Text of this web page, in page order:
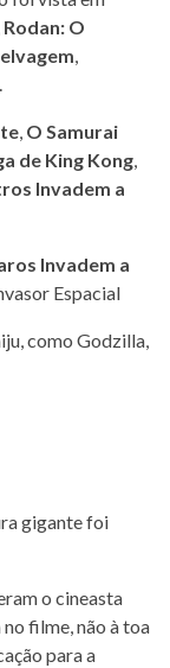
Rodan: O
,
, O Samurai
de King Kong,
Invadem a
Invadem a
Espacial
como Godzilla,
gigante foi
o cineasta
filme, não à toa
para a